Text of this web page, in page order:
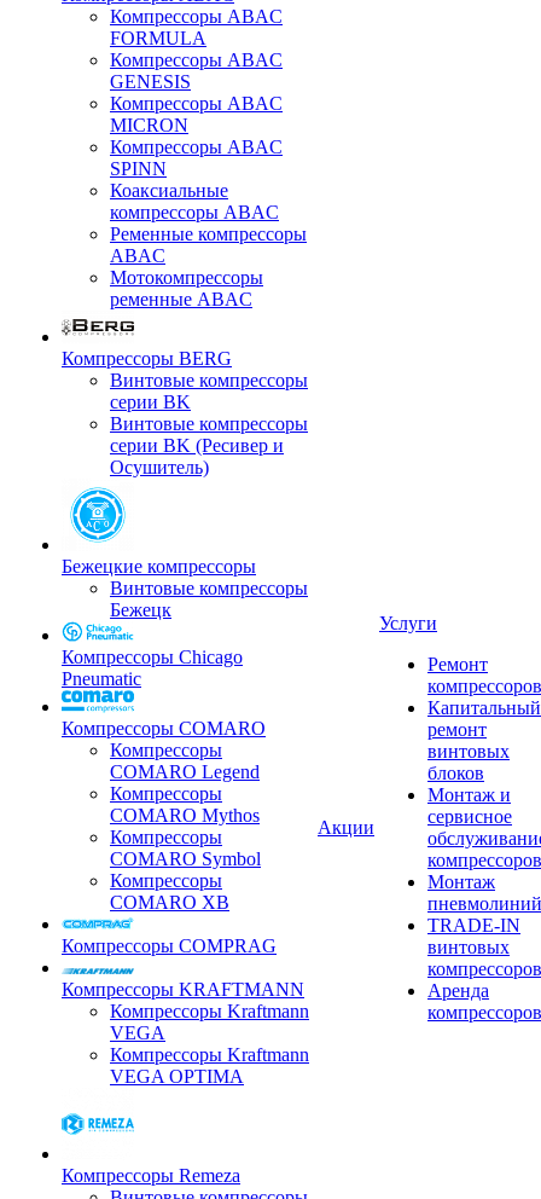
Компрессоры ABAC
FORMULA
Компрессоры ABAC
GENESIS
Компрессоры ABAC
MICRON
Компрессоры ABAC
SPINN
Коаксиальные
компрессоры ABAC
Ременные компрессоры
ABAC
Мотокомпрессоры
ременные ABAC
Компрессоры BERG
Винтовые компрессоры
серии BK
Винтовые компрессоры
серии BK (Ресивер и
Осушитель)
Бежецкие компрессоры
Винтовые компрессоры
Бежецк
Компрессоры Chicago
Pneumatic
Компрессоры COMARO
Компрессоры
COMARO Legend
Компрессоры
COMARO Mythos
Компрессоры
COMARO Symbol
Компрессоры
COMARO XB
Компрессоры COMPRAG
Компрессоры KRAFTMANN
Компрессоры Kraftmann
VEGA
Компрессоры Kraftmann
VEGA OPTIMA
Компрессоры Remeza
Акции
Услуги
Ремонт
компрессоров
Капитальный
ремонт
винтовых
блоков
Монтаж и
сервисное
компрессоров
Монтаж
пневмолиний
TRADE-IN
винтовых
компрессоров
Аренда
компрессоров